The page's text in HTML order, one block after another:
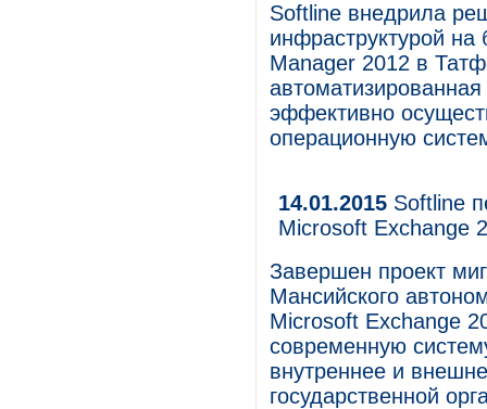
Softline внедрила
инфраструктурой
Manager 2012 в
эффективно
операционную
14.01.2015 Softline
Microsoft Exchange
Завершен проект
Мансийского
Microsoft Exchange
современную
внутреннее и
государственной